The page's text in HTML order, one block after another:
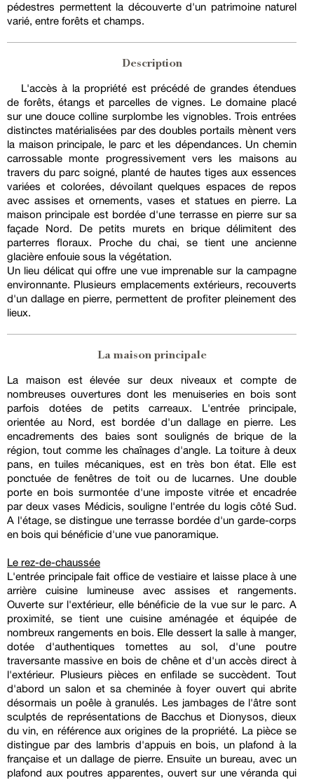
pédestres permettent la découverte d'un patrimoine naturel
varié, entre forêts et champs.
Description
L'accès à la propriété est précédé de grandes étendues
de forêts, étangs et parcelles de vignes. Le domaine placé
sur une douce colline surplombe les vignobles. Trois entrées
distinctes matérialisées par des doubles portails mènent vers
la maison principale, le parc et les dépendances. Un chemin
carrossable monte progressivement vers les maisons au
travers du parc soigné, planté de hautes tiges aux essences
variées et colorées, dévoilant quelques espaces de repos
avec assises et ornements, vases et statues en pierre. La
maison principale est bordée d'une terrasse en pierre sur sa
façade Nord. De petits murets en brique délimitent des
parterres floraux. Proche du chai, se tient une ancienne
glacière enfouie sous la végétation.
Un lieu délicat qui offre une vue imprenable sur la campagne
environnante. Plusieurs emplacements extérieurs, recouverts
d'un dallage en pierre, permettent de profiter pleinement des
lieux.
La maison principale
La maison est élevée sur deux niveaux et compte de
nombreuses ouvertures dont les menuiseries en bois sont
parfois dotées de petits carreaux. L'entrée principale,
orientée au Nord, est bordée d'un dallage en pierre. Les
encadrements des baies sont soulignés de brique de la
région, tout comme les chaînages d'angle. La toiture à deux
pans, en tuiles mécaniques, est en très bon état. Elle est
ponctuée de fenêtres de toit ou de lucarnes. Une double
porte en bois surmontée d'une imposte vitrée et encadrée
par deux vases Médicis, souligne l'entrée du logis côté Sud.
A l'étage, se distingue une terrasse bordée d'un garde-corps
en bois qui bénéficie d'une vue panoramique.
Le rez-de-chaussée
L'entrée principale fait office de vestiaire et laisse place à une
arrière cuisine lumineuse avec assises et rangements.
Ouverte sur l'extérieur, elle bénéficie de la vue sur le parc. A
proximité, se tient une cuisine aménagée et équipée de
nombreux rangements en bois. Elle dessert la salle à manger,
dotée d'authentiques tomettes au sol, d'une poutre
traversante massive en bois de chêne et d'un accès direct à
l'extérieur. Plusieurs pièces en enfilade se succèdent. Tout
d'abord un salon et sa cheminée à foyer ouvert qui abrite
désormais un poêle à granulés. Les jambages de l'âtre sont
sculptés de représentations de Bacchus et Dionysos, dieux
du vin, en référence aux origines de la propriété. La pièce se
distingue par des lambris d'appuis en bois, un plafond à la
française et un dallage de pierre. Ensuite un bureau, avec un
plafond aux poutres apparentes, ouvert sur une véranda qui